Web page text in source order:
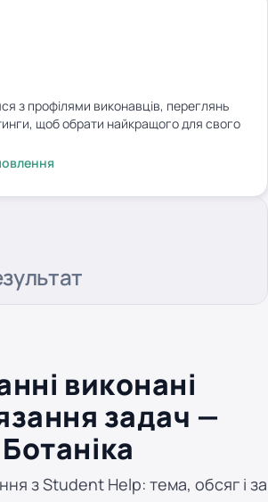
з профілями виконавців, переглянь
щоб обрати найкращого для свого
виконані
задач —
Ботаніка
з Student Help: тема, обсяг і за